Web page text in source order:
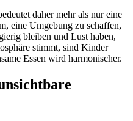
daher mehr als nur eine
eine Umgebung zu schaffen,
bleiben und Lust haben,
stimmt, sind Kinder
Essen wird harmonischer.